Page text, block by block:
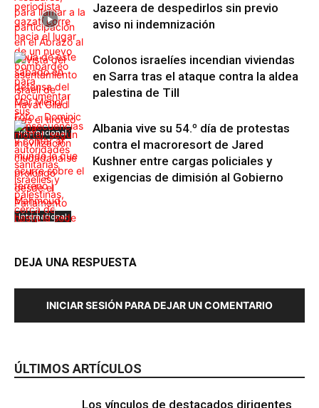
Internacional
Internacional
Jazeera de despedirlos sin previo
aviso ni indemnización
Colonos israelíes incendian viviendas
en Sarra tras el ataque contra la aldea
palestina de Till
Albania vive su 54.º día de protestas
contra el macroresort de Jared
Kushner entre cargas policiales y
exigencias de dimisión al Gobierno
DEJA UNA RESPUESTA
INICIAR SESIÓN PARA DEJAR UN COMENTARIO
ÚLTIMOS ARTÍCULOS
Los vínculos de destacados dirigentes